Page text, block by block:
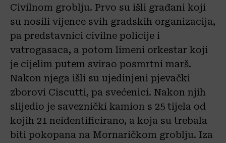
Civilnom groblju. Prvo su išli građani koji
su nosili vijence svih gradskih organizacija,
pa predstavnici civilne policije i
vatrogasaca, a potom limeni orkestar koji
je cijelim putem svirao posmrtni marš.
Nakon njega išli su ujedinjeni pjevački
zborovi Ciscutti, pa svećenici. Nakon njih
slijedio je saveznički kamion s 25 tijela od
kojih 21 neidentificirano, a koja su trebala
biti pokopana na Mornaričkom groblju. Iza